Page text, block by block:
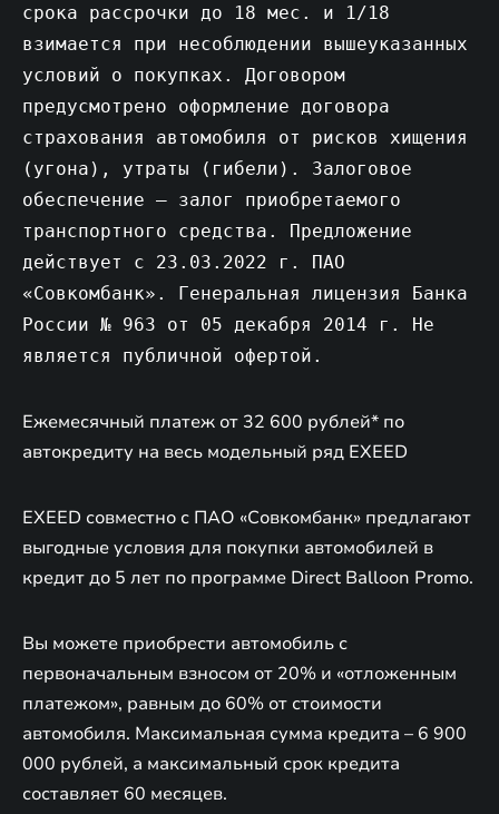
срока рассрочки до 18 мес. и 1/18
взимается при несоблюдении вышеуказанных
условий о покупках. Договором
предусмотрено оформление договора
страхования автомобиля от рисков хищения
(угона), утраты (гибели). Залоговое
обеспечение – залог приобретаемого
транспортного средства. Предложение
действует c 23.03.2022 г. ПАО
«Совкомбанк». Генеральная лицензия Банка
России № 963 от 05 декабря 2014 г. Не
является публичной офертой.
Ежемесячный платеж от 32 600 рублей* по
автокредиту на весь модельный ряд EXEED
EXEED совместно с ПАО «Совкомбанк» предлагают
выгодные условия для покупки автомобилей в
кредит до 5 лет по программе Direct Balloon Promo.
Вы можете приобрести автомобиль с
первоначальным взносом от 20% и «отложенным
платежом», равным до 60% от стоимости
автомобиля. Максимальная сумма кредита – 6 900
000 рублей, а максимальный срок кредита
составляет 60 месяцев.